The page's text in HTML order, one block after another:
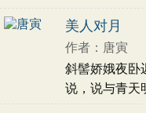
美人对月
作者：唐寅
斜髻娇娥夜卧
说，说与青天